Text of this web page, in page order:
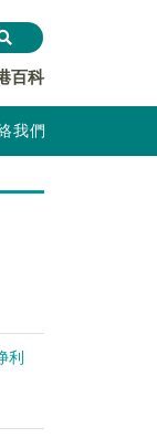
百科
我們
利